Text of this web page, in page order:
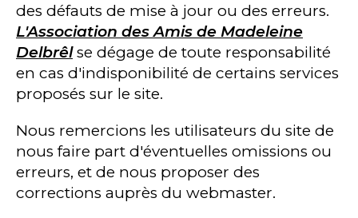
des défauts de mise à jour ou des erreurs.
L'Association des Amis de Madeleine
Delbrêlse dégage de toute responsabilité
en cas d'indisponibilité de certains services
proposés sur le site.
Nous remercions les utilisateurs du site de
nous faire part d'éventuelles omissions ou
erreurs, et de nous proposer des
corrections auprès du webmaster.